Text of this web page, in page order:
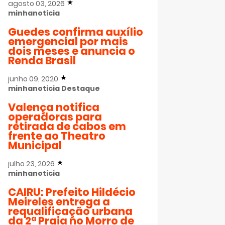
agosto 03, 2026
minhanoticia
Guedes confirma auxílio
emergencial por mais
dois meses e anuncia o
Renda Brasil
junho 09, 2020
minhanoticia Destaque
Valença notifica
operadoras para
retirada de cabos em
frente ao Theatro
Municipal
julho 23, 2026
minhanoticia
CAIRU: Prefeito Hildécio
Meireles entrega a
requalificação urbana
da 2ª Praia no Morro de